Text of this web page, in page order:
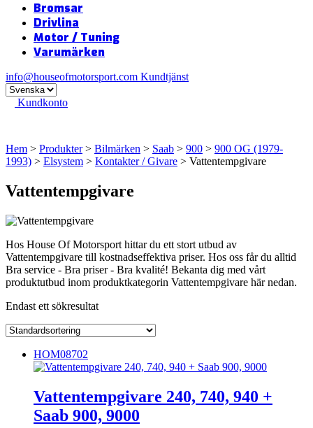
Bromsar
Drivlina
Motor / Tuning
Varumärken
info@houseofmotorsport.com Kundtjänst
Kundkonto
Hem > Produkter> Bilmärken > Saab > 900 > 900 OG (1979-
1993) > Elsystem > Kontakter / Givare > Vattentempgivare
Vattentempgivare
Hos House Of Motorsport hittar du ett stort utbud av
Vattentempgivare till kostnadseffektiva priser. Hos oss får du alltid
Bra service - Bra priser - Bra kvalité! Bekanta dig med vårt
produktutbud inom produktkategorin Vattentempgivare här nedan.
Endast ett sökresultat
HOM08702
Vattentempgivare 240, 740, 940 +
Saab 900, 9000